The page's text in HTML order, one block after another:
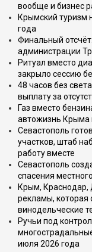
вообще и бизнес
Крымский туризм
года
Финальный
администрации
Ритуал вместо
закрыло сессию
48 часов без
выплату за
Газ вместо
автожизнь Крыма
Севастополь
участков, штаб
работу вместе
Севастополь
спасения
Крым, Краснодар,
рекламы, которая
винодельческие
Ручьи под
июля 2026 года